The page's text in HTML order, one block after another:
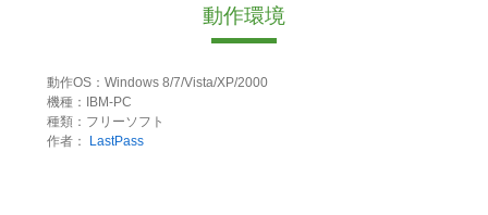
動作環境
動作OS：Windows 8/7/Vista/XP/2000
機種：IBM-PC
種類：フリーソフト
作者：
LastPass